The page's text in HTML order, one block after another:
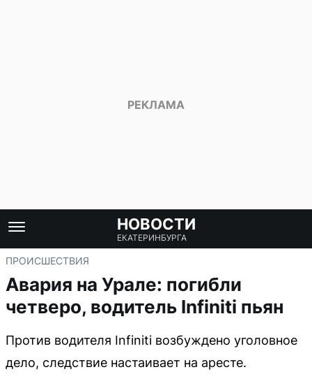
НОВОСТИ
ЕКАТЕРИНБУРГА
ПРОИСШЕСТВИЯ
Авария на Урале: погибли
четверо, водитель Infiniti пьян
Против водителя Infiniti возбуждено уголовное
дело, следствие настаивает на аресте.